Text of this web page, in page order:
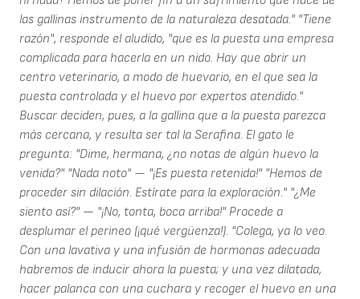
las gallinas instrumento de la naturaleza desatada." "Tiene
razón", responde el aludido, "que es la puesta una empresa
complicada para hacerla en un nido. Hay que abrir un
centro veterinario, a modo de huevario, en el que sea la
puesta controlada y el huevo por expertos atendido."
Buscar deciden, pues, a la gallina que a la puesta parezca
más cercana, y resulta ser tal la Serafina. El gato le
pregunta: "Dime, hermana, ¿no notas de algún huevo la
venida?" "Nada noto" — "¡Es puesta retenida!" "Hemos de
proceder sin dilación. Estírate para la exploración." "¿Me
siento así?" — "¡No, tonta, boca arriba!" Procede a
desplumar el perineo (¡qué vergüenza!). "Colega, ya lo veo.
Con una lavativa y una infusión de hormonas adecuada
habremos de inducir ahora la puesta; y una vez dilatada,
hacer palanca con una cuchara y recoger el huevo en una